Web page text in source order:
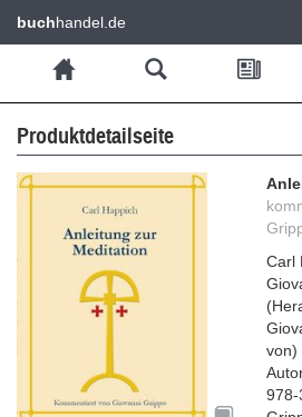
buchhandel.de
Produktdetailseite
Carl
(
von)
978-